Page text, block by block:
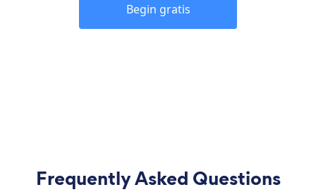
Begin gratis
Frequently Asked Questions